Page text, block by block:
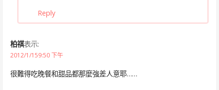
Reply
柏祺表示:
2012/1/159:50 下午
很難得吃晚餐和甜品都那麼強差人意耶……